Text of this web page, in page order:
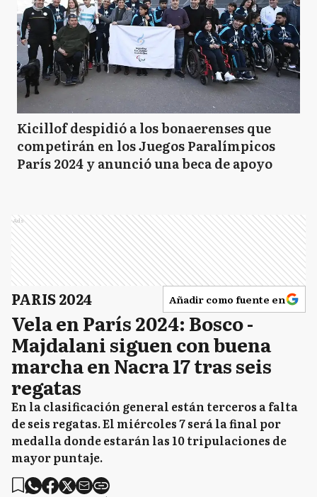
Kicillof despidió a los bonaerenses que
competirán en los Juegos Paralímpicos
París 2024 y anunció una beca de apoyo
Ads
PARIS 2024 Añadir como fuente en
Vela en París 2024: Bosco -
Majdalani siguen con buena
marcha en Nacra 17 tras seis
regatas
En la clasificación general están terceros a falta
de seis regatas. El miércoles 7 será la final por
medalla donde estarán las 10 tripulaciones de
mayor puntaje.